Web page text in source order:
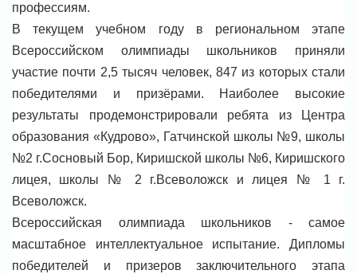
профессиям.
В текущем учебном году в региональном этапе
Всероссийском олимпиады школьников приняли
участие почти 2,5 тысяч человек, 847 из которых стали
победителями и призёрами. Наиболее высокие
результаты продемонстрировали ребята из Центра
образования «Кудрово», Гатчинской школы №9, школы
№2 г.Сосновый Бор, Киришской школы №6, Киришского
лицея, школы № 2 г.Всеволожск и лицея № 1 г.
Всеволожск.
Всероссийская олимпиада школьников - самое
масштабное интеллектуальное испытание. Дипломы
победителей и призеров заключительного этапа